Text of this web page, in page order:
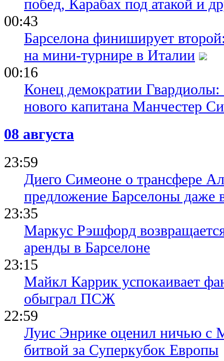
побед, Карабах под атакой и
00:43
Барселона финиширует
на мини-турнире в Италии
00:16
Конец демократии
нового капитана Манчестер
08 августа
23:59
Диего Симеоне о трансфере
предложение Барселоны даже
23:35
Маркус Рэшфорд
аренды в Барселоне
23:15
Майкл Каррик успокаивает
обыграл ПСЖ
22:59
Луис Энрике оценил ничью с
битвой за Суперкубок Европы